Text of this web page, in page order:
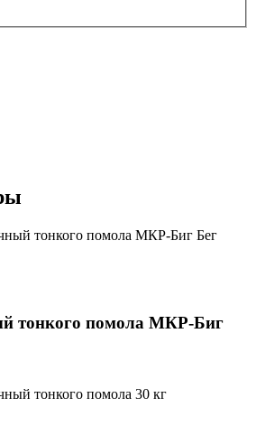
тонкого помола МКР-Биг